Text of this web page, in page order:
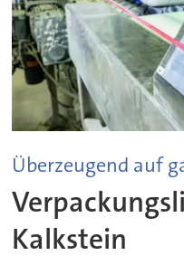
Überzeugend auf
Kalkstein